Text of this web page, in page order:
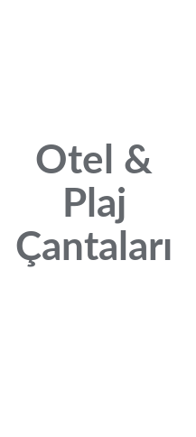
Otel &
Plaj
Çantaları